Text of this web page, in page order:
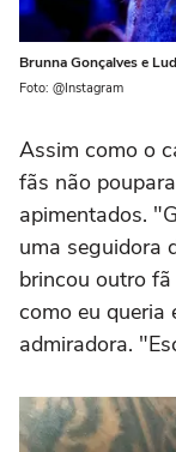
Brunna Gonçalves e
Foto: @Instagram
Assim como o
fãs não
apimentados.
uma seguidora
brincou outro
como eu queria
admiradora.